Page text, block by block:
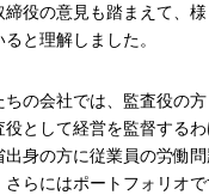
役の意見も踏まえて、
と理解しました。
ちの会社では、監査役の
として経営を監督する
出身の方に従業員の労働
さらにはポートフォリオ